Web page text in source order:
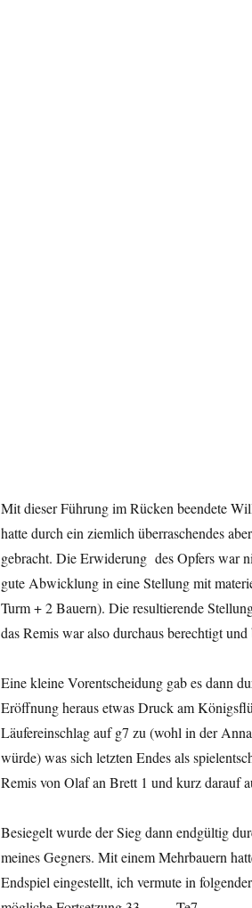
Mit dieser Führung im Rücken beendete
hatte durch ein ziemlich überraschendes
gebracht. Die Erwiderung des Opfers war
gute Abwicklung in eine Stellung mit
Turm + 2 Bauern). Die resultierende
das Remis war also durchaus berechtigt
Eine kleine Vorentscheidung gab es dann
Eröffnung heraus etwas Druck am
Läufereinschlag auf g7 zu (wohl in der
würde) was sich letzten Endes als
Remis von Olaf an Brett 1 und kurz darauf
Besiegelt wurde der Sieg dann endgültig
meines Gegners. Mit einem Mehrbauern
Endspiel eingestellt, ich vermute in